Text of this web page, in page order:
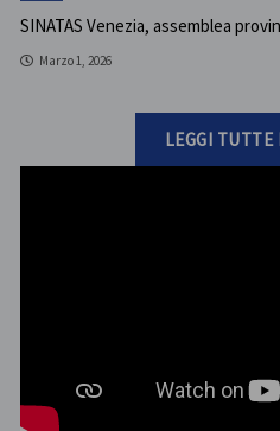
SINATAS Venezia, assemblea
Marzo 1, 2026
LEGGI TUTTE